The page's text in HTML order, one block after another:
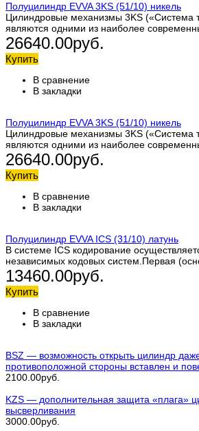
Полуцилиндр EVVA 3KS (51/10) никель
Цилиндровые механизмы 3KS («Система
являются одними из наиболее
26640.00руб.
Купить
В сравнение
В закладки
Полуцилиндр EVVA 3KS (51/10) никель
Цилиндровые механизмы 3KS («Система
являются одними из наиболее
26640.00руб.
Купить
В сравнение
В закладки
Полуцилиндр EVVA ICS (31/10) латунь
В системе ICS кодирование
независимых кодовых систем.Первая
13460.00руб.
Купить
В сравнение
В закладки
BSZ — возможность открыть цилиндр
противоположной стороны вставлен и
2100.00руб.
KZS — дополнительная защита «плага»
высверливания
3000.00руб.